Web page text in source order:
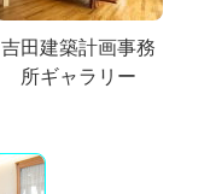
吉田建築計画事務
所ギャラリー